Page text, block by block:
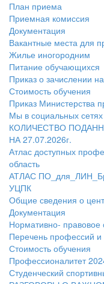
План приема
Приемная комиссия
Документация
Вакантные места для
Жилье иногородним
Питание обучающихся
Приказ о зачислении
Стоимость обучения
Приказ Министерства
Мы в социальных сетях
КОЛИЧЕСТВО
НА 27.07.2026г.
Атлас доступных
область
АТЛАС
УЦПК
Общие сведения о
Документация
Нормативно- правовое
Перечень профессий и
Стоимость обучения
Профессионалитет
Студенческий